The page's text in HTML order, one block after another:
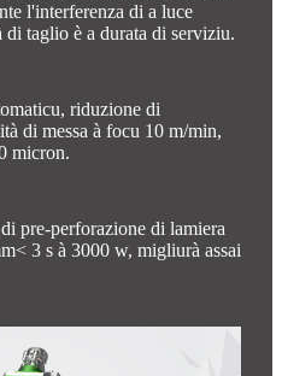
l'interferenza di a luce
taglio è a durata di serviziu.
riduzione di
di messa à focu 10 m/min,
micron.
pre-perforazione di lamiera
3 s à 3000 w, migliurà assai